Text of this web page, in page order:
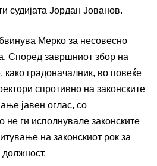
судијата Јордан Јованов.
Мерко за несовесно
Според завршниот збор на
како градоначалник, во повеќе
спротивно на законските
јавен оглас, со
ги исполнувале законските
на законскиот рок за